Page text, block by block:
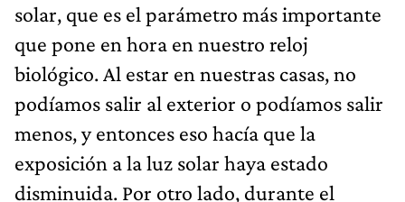
solar, que es el parámetro más importante
que pone en hora en nuestro reloj
biológico. Al estar en nuestras casas, no
podíamos salir al exterior o podíamos salir
menos, y entonces eso hacía que la
exposición a la luz solar haya estado
disminuida. Por otro lado, durante el